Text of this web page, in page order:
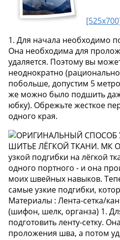
1. Для начала необходимо
Она необходима для
удаляется. Поэтому вы
неоднократно (рационально
побольше, допустим 5
же можно было подшить
юбку). Обрежьте жесткое
одного края.